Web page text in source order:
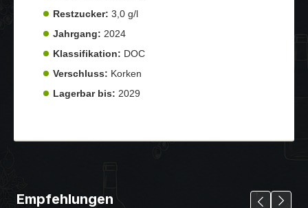
Restzucker: 3,0 g/l
Jahrgang: 2024
Klassifikation: DOC
Verschluss: Korken
Lagerbar bis: 2029
Empfehlungen